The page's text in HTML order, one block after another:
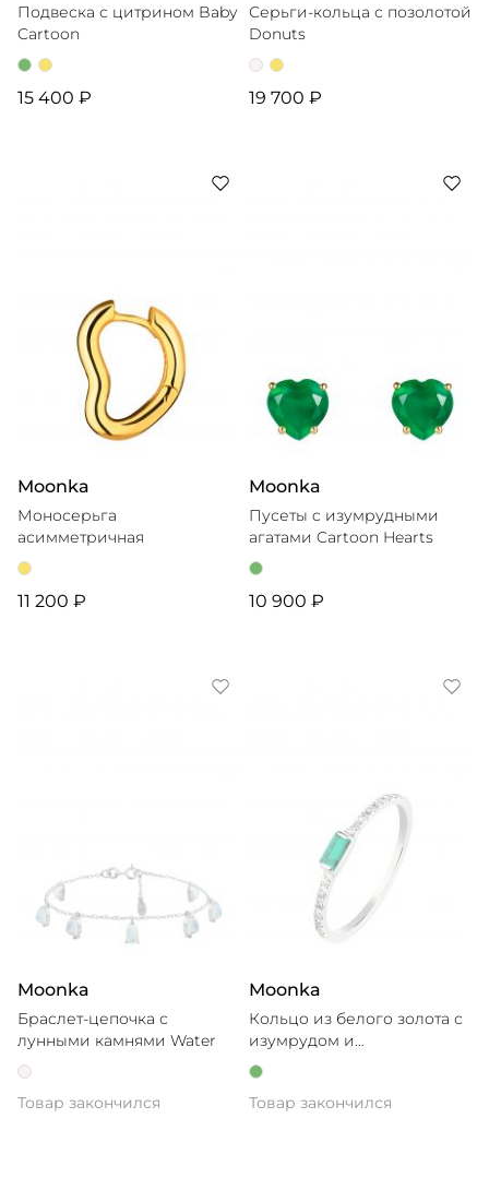
Подвеска с цитрином Baby
Cartoon
15 400 ₽
Серьги-кольца с позолотой
Donuts
19 700 ₽
Moonka
Моносерьга
асимметричная
11 200 ₽
Moonka
Пусеты c изумрудными
агатами Cartoon Hearts
10 900 ₽
Moonka
Браслет-цепочка с
лунными камнями Water
Товар закончился
Moonka
Кольцо из белого золота с
изумрудом и
бриллиантами Post
Scriptum
Товар закончился